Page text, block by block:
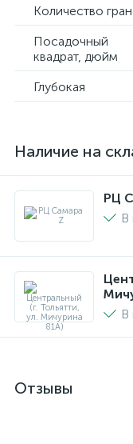
Количество
Посадочный
квадрат, дюйм
Глубокая
Наличие на
РЦ
В
В
Отзывы